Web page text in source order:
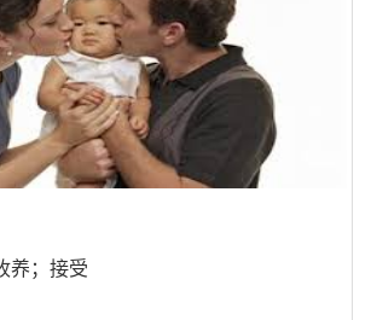
养；接受